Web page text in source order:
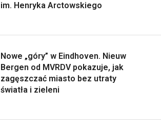
im. Henryka Arctowskiego
Nowe „góry” w Eindhoven. Nieuw
Bergen od MVRDV pokazuje, jak
zagęszczać miasto bez utraty
światła i zieleni